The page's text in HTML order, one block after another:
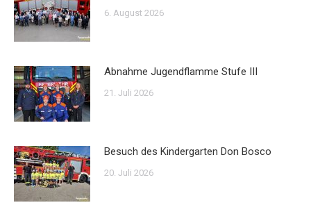
6. August 2026
Abnahme Jugendflamme Stufe III
21. Juli 2026
Besuch des Kindergarten Don Bosco
20. Juli 2026